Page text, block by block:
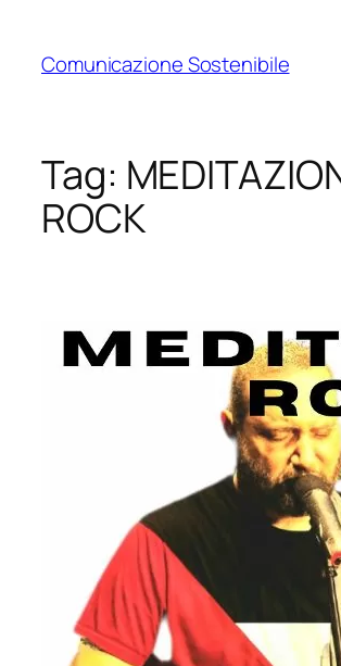
contenuto
Comunicazione Sostenibile
Tag:
ROCK